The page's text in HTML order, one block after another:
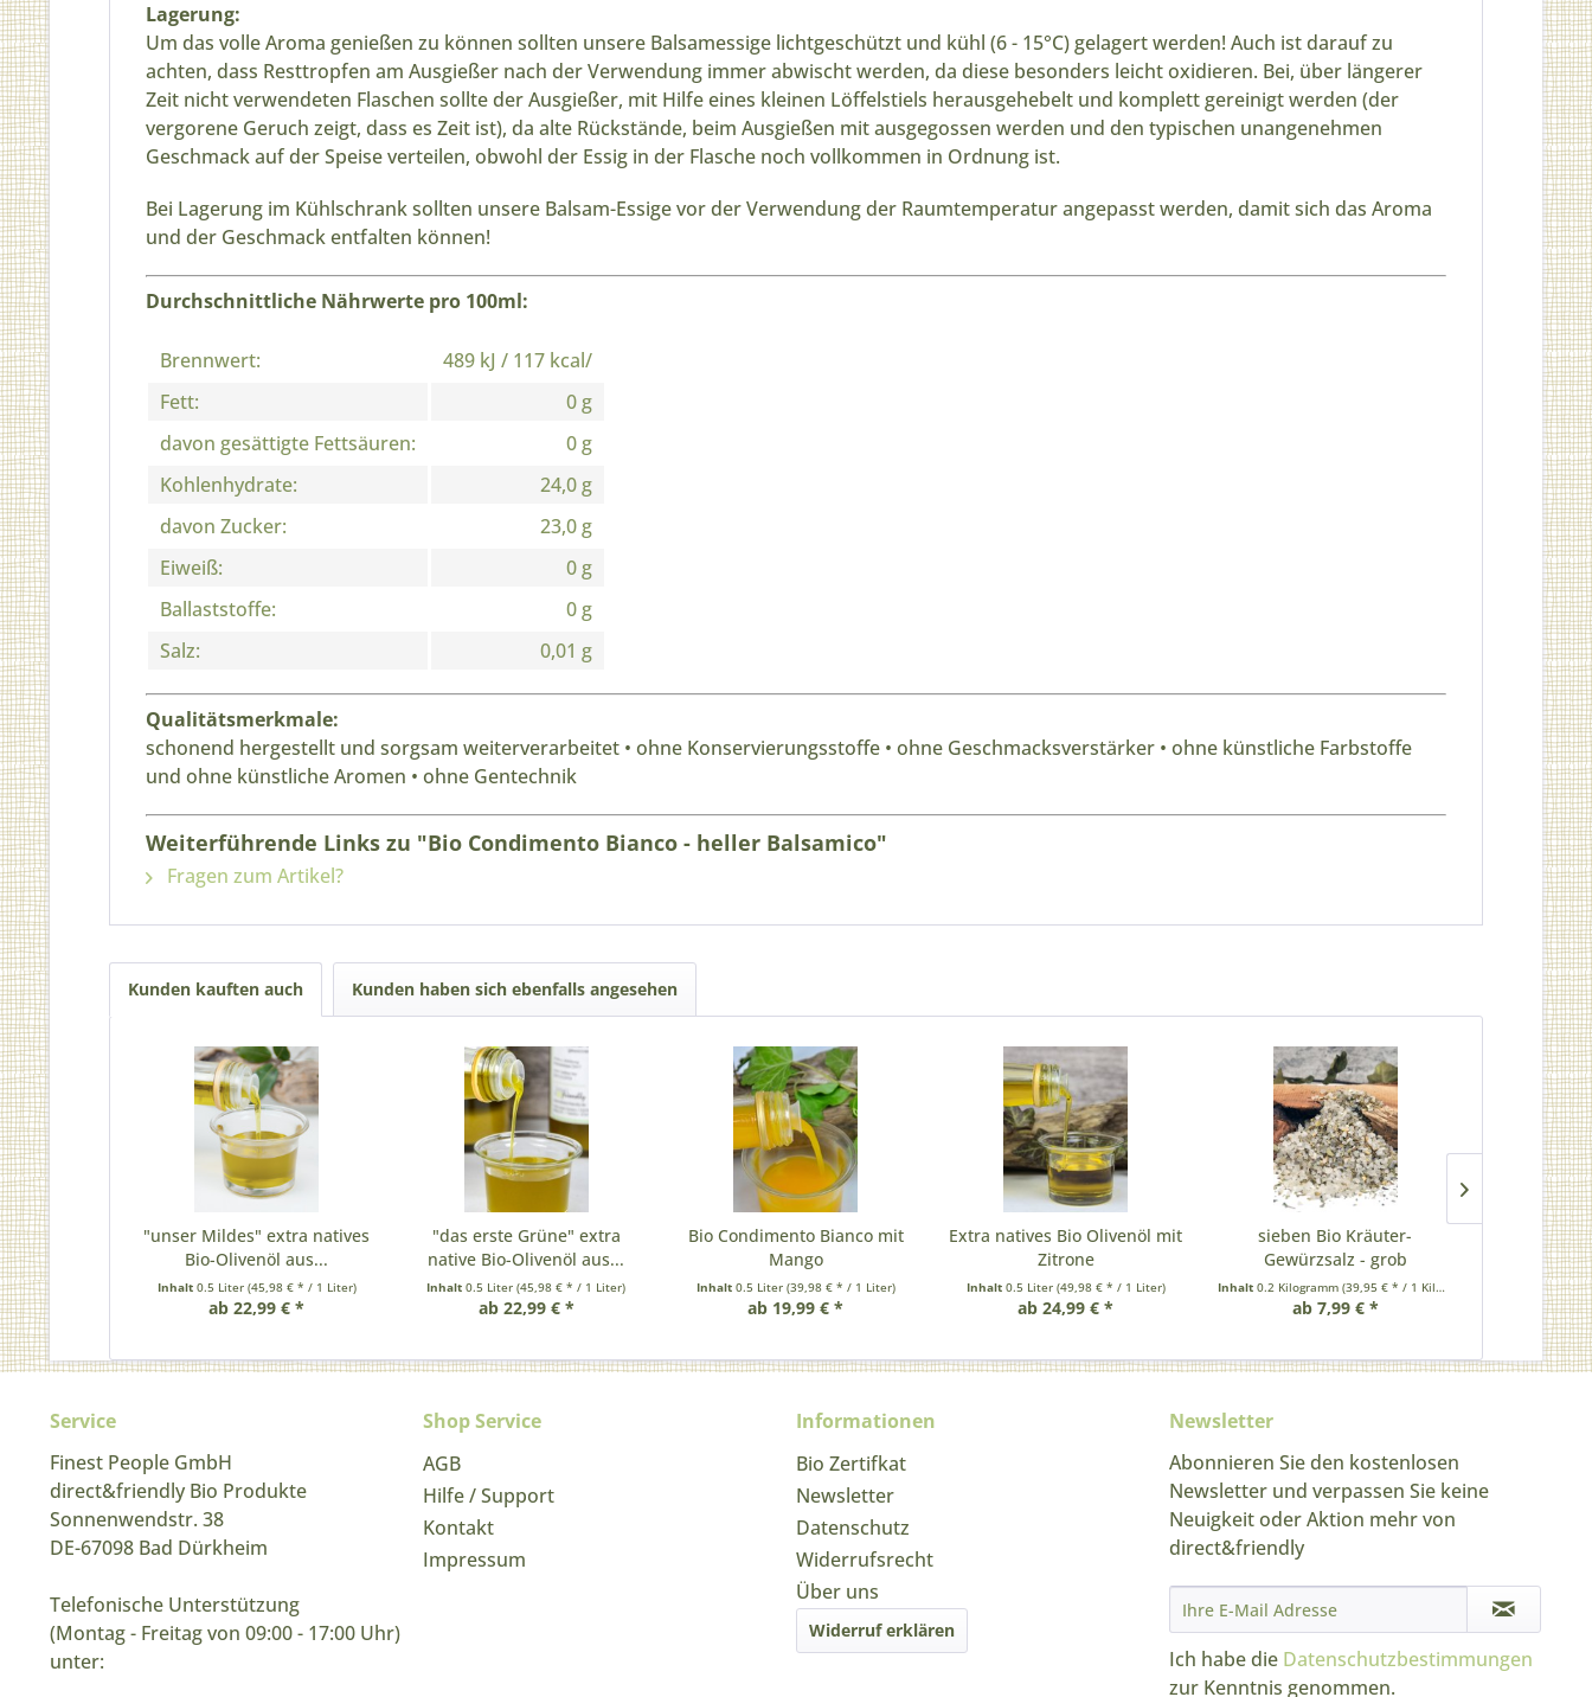
Lagerung:
Um das volle Aroma genießen zu können sollten unsere Balsamessige lichtgeschützt und kühl (6 - 15°C) gelagert werden! Auch ist darauf zu
achten, dass Resttropfen am Ausgießer nach der Verwendung immer abwischt werden, da diese besonders leicht oxidieren. Bei, über längerer
Zeit nicht verwendeten Flaschen sollte der Ausgießer, mit Hilfe eines kleinen Löffelstiels herausgehebelt und komplett gereinigt werden (der
vergorene Geruch zeigt, dass es Zeit ist), da alte Rückstände, beim Ausgießen mit ausgegossen werden und den typischen unangenehmen
Geschmack auf der Speise verteilen, obwohl der Essig in der Flasche noch vollkommen in Ordnung ist.
Bei Lagerung im Kühlschrank sollten unsere Balsam-Essige vor der Verwendung der Raumtemperatur angepasst werden, damit sich das Aroma
und der Geschmack entfalten können!
Durchschnittliche Nährwerte pro 100ml:
Brennwert:
489 kJ / 117 kcal/
Fett:
0 g
davon gesättigte Fettsäuren:
0 g
Kohlenhydrate:
24,0 g
davon Zucker:
23,0 g
Eiweiß:
0 g
Ballaststoffe:
0 g
Salz:
0,01 g
Qualitätsmerkmale:
schonend hergestellt und sorgsam weiterverarbeitet • ohne Konservierungsstoffe • ohne Geschmacksverstärker • ohne künstliche Farbstoffe
und ohne künstliche Aromen • ohne Gentechnik
Weiterführende Links zu "Bio Condimento Bianco - heller Balsamico"
Fragen zum Artikel?
Kunden kauften auch Kunden haben sich ebenfalls angesehen
"unser Mildes" extra natives
Bio-Olivenöl aus...
Inhalt 0.5 Liter (45,98 € * / 1 Liter)
ab 22,99 € *
"das erste Grüne" extra
native Bio-Olivenöl aus...
Inhalt0.5 Liter(45,98 € * / 1 Liter)
ab 22,99 € *
Bio Condimento Bianco mit
Mango
Inhalt 0.5 Liter (39,98 € * / 1 Liter)
ab 19,99 € *
Extra natives Bio Olivenöl mit
Zitrone
Inhalt 0.5 Liter (49,98 € * / 1 Liter)
ab 24,99 € *
sieben Bio Kräuter-
Gewürzsalz - grob
Inhalt0.2 Kilogramm(39,95 € * / 1 Kilogramm)
ab 7,99 € *
0.1
ab
Service
Finest People GmbH
direct&friendly Bio Produkte
Sonnenwendstr. 38
DE-67098 Bad Dürkheim
Telefonische Unterstützung
(Montag - Freitag von 09:00 - 17:00 Uhr)
unter:
Shop Service
AGB
Hilfe / Support
Kontakt
Impressum
Informationen
Bio Zertifkat
Newsletter
Datenschutz
Widerrufsrecht
Über uns
Widerruf erklären
Newsletter
Abonnieren Sie den kostenlosen
Newsletter und verpassen Sie keine
Neuigkeit oder Aktion mehr von
direct&friendly
Ich habe die Datenschutzbestimmungen
zur Kenntnis genommen.